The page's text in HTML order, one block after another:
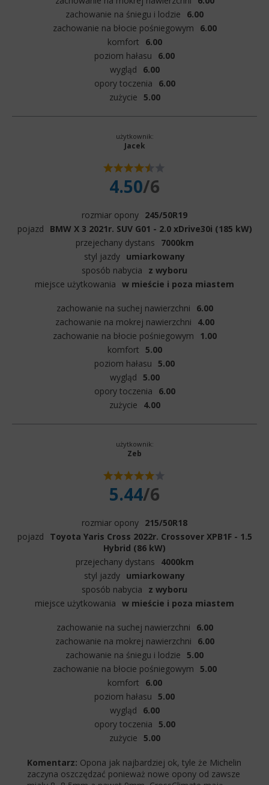
zachowanie na śniegu i lodzie
6.00
zachowanie na błocie pośniegowym
6.00
komfort
6.00
poziom hałasu
6.00
wygląd
6.00
opory toczenia
6.00
zużycie 5.00
użytkownik:
Jacek
4.50/6
rozmiar opony 245/50R19
pojazd
BMW X 3 2021r. SUV G01 - 2.0 xDrive30i (185 kW)
przejechany dystans
7000km
styl jazdy umiarkowany
sposób nabycia
z wyboru
miejsce użytkowania w mieście i poza miastem
zachowanie na suchej nawierzchni
6.00
zachowanie na mokrej nawierzchni
4.00
zachowanie na błocie pośniegowym
1.00
komfort 5.00
poziom hałasu 5.00
wygląd 5.00
opory toczenia
6.00
zużycie
4.00
użytkownik:
Zeb
5.44/6
rozmiar opony 215/50R18
pojazd
Toyota Yaris Cross 2022r. Crossover XPB1F - 1.5
Hybrid (86 kW)
przejechany dystans
4000km
styl jazdy umiarkowany
sposób nabycia
z wyboru
miejsce użytkowania w mieście i poza miastem
zachowanie na suchej nawierzchni
6.00
zachowanie na mokrej nawierzchni
6.00
zachowanie na śniegu i lodzie 5.00
zachowanie na błocie pośniegowym 5.00
komfort
6.00
poziom hałasu 5.00
wygląd
6.00
opory toczenia 5.00
zużycie 5.00
Komentarz: Opona jak najbardziej ok, tyle że Michelin
zaczyna oszczędzać ponieważ nowe opony od zawsze